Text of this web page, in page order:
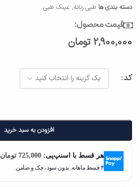
دسته بندی ها طبی زنانه, عینک طبی
قیمت محصول:
2,900,000 تومان
کد
افزودن به سبد خرید
هر قسط با اسنپ‌پی: 725,000 تومان
۴ قسط ماهانه. بدون سود، چک و ضامن.